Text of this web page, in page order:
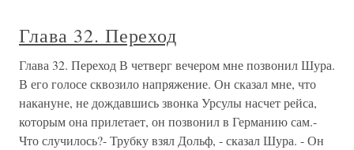
Глава 32. Переход
Глава 32. Переход В четверг вечером мне позвонил Шура.
В его голосе сквозило напряжение. Он сказал мне, что
накануне, не дождавшись звонка Урсулы насчет рейса,
которым она прилетает, он позвонил в Германию сам.-
Что случилось?- Трубку взял Дольф, - сказал Шура. - Он